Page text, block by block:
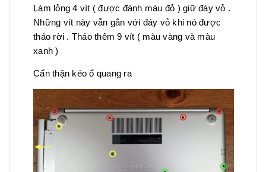
Làm lỏng 4 vít ( được đánh màu đỏ ) giữ đáy vỏ .
Những vít này vẫn gắn với đáy vỏ khi nó được
tháo rời . Tháo thêm 9 vít ( màu vàng và màu
xanh )
Cẩn thận kéo ổ quang ra